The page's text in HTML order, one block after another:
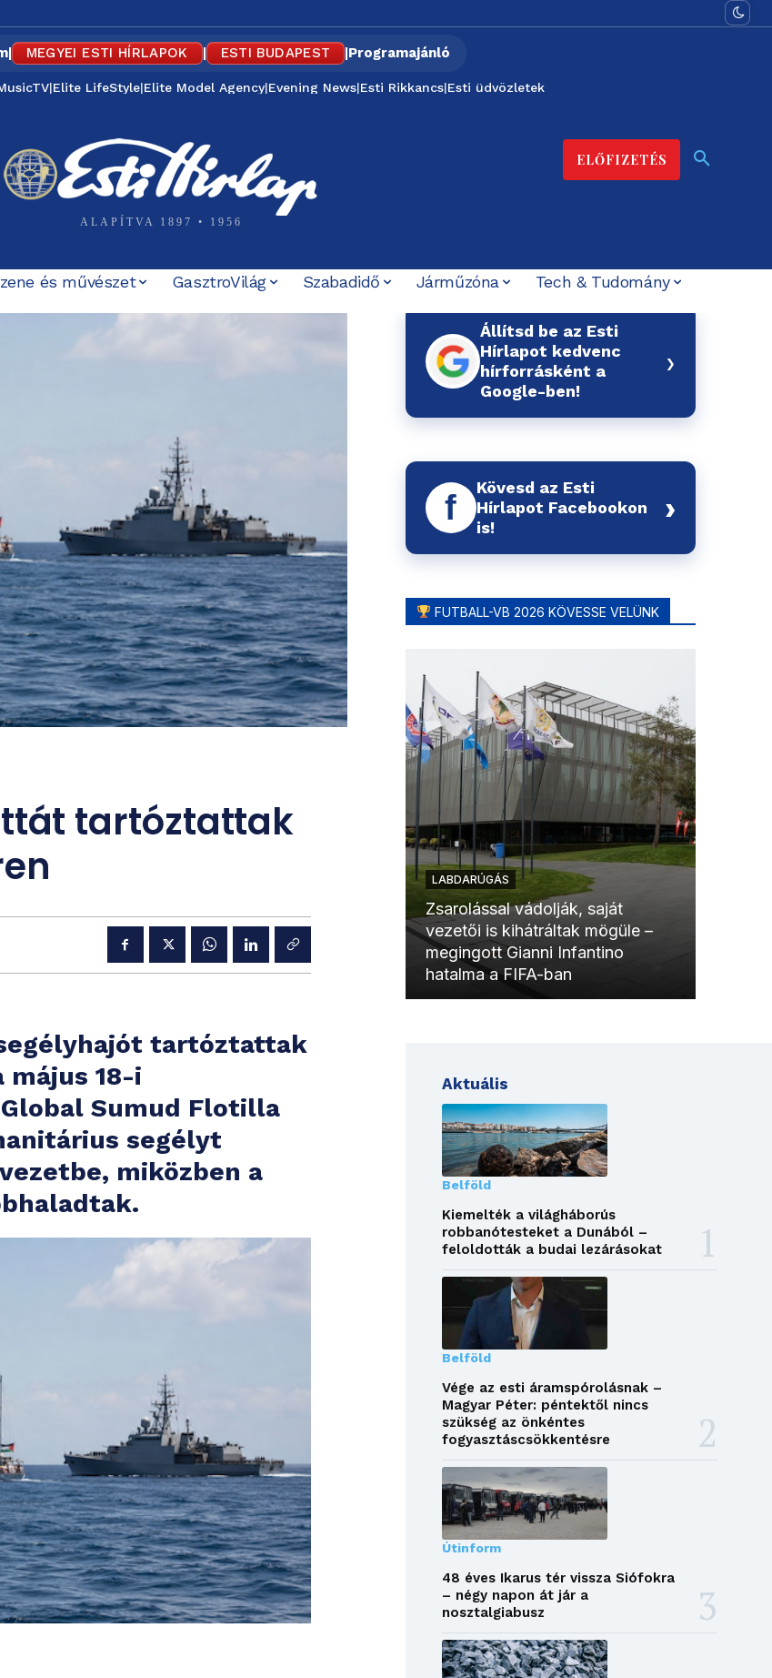
| MEGYEI ESTI HÍRLAPOK | ESTI BUDAPEST |Programajánló
|Elite LifeStyle|Elite Model Agency|Evening News|Esti Rikkancs|Esti üdvözletek
ALAPÍTVA 1897 • 1956
ELŐFIZETÉS
és művészet GasztroVilág Szabadidő Járműzóna
Tech & Tudomány
tartóztattak
tartóztattak
18-i
Sumud Flotilla
segélyt
miközben a
Állítsd be az Esti
Hírlapot kedvenc
hírforrásként a
Google-ben!
›
f
Kövesd az Esti
Hírlapot Facebookon
is!
›
FUTBALL-VB 2026 KÖVESSE VELÜNK
LABDARÚGÁS
Zsarolással vádolják, saját
vezetői is kihátráltak mögüle –
megingott Gianni Infantino
hatalma a FIFA-ban
Aktuális
Belföld
Kiemelték a világháborús
robbanótesteket a Dunából –
feloldották a budai lezárásokat
Belföld
Vége az esti áramspórolásnak –
Magyar Péter: péntektől nincs
szükség az önkéntes
fogyasztáscsökkentésre
Útinform
48 éves Ikarus tér vissza Siófokra
– négy napon át jár a
nosztalgiabusz